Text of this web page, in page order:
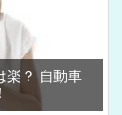
楽？ 自動車